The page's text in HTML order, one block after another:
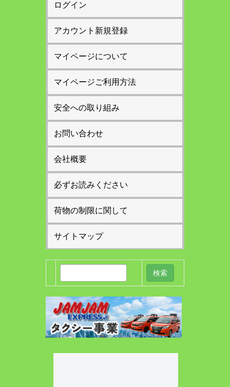
ログイン
アカウント新規登録
マイページについて
マイページご利用方法
安全への取り組み
お問い合わせ
会社概要
必ずお読みください
荷物の制限に関して
サイトマップ